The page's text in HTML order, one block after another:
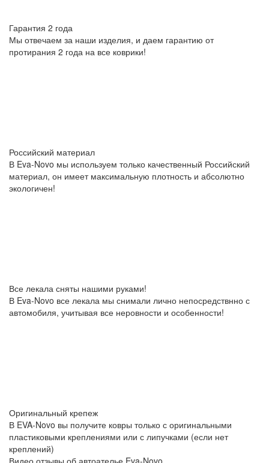
Гарантия 2 года
Мы отвечаем за наши изделия, и даем гарантию от
протирания 2 года на все коврики!
Российский материал
В Eva-Novo мы используем только качественный Российский
материал, он имеет максимальную плотность и абсолютно
экологичен!
Все лекала сняты нашими руками!
В Eva-Novo все лекала мы снимали лично непосредствнно с
автомобиля, учитывая все неровности и особенности!
Оригинальный крепеж
В EVA-Novo вы получите ковры только с оригинальными
пластиковыми креплениями или с липучками (если нет
креплений)
Видео отзывы об автоателье Eva-Novo